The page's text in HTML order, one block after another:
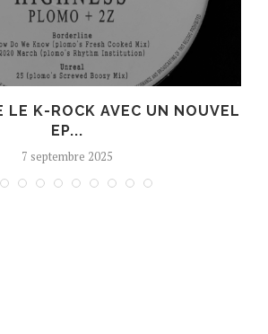
LE K-ROCK AVEC UN NOUVEL
EP...
7 septembre 2025